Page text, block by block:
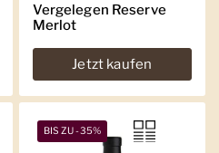
Vergelegen Reserve
Merlot
Jetzt kaufen
BIS ZU -35%